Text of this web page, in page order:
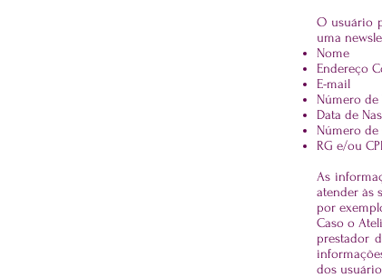
O usuário
uma
Nome
Endereço
E-mail
Número de
Data de
Número
RG e/ou
As
atender às
por
Caso o
prestador
dos